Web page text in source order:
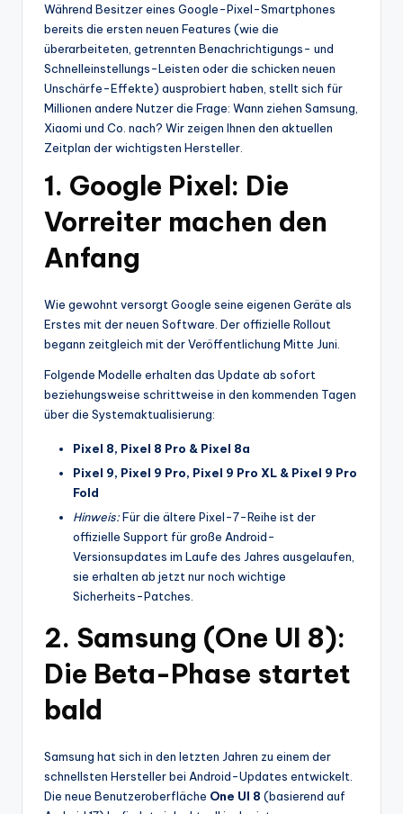
Während Besitzer eines Google-Pixel-Smartphones
bereits die ersten neuen Features (wie die
überarbeiteten, getrennten Benachrichtigungs- und
Schnelleinstellungs-Leisten oder die schicken neuen
Unschärfe-Effekte) ausprobiert haben, stellt sich für
Millionen andere Nutzer die Frage: Wann ziehen Samsung,
Xiaomi und Co. nach? Wir zeigen Ihnen den aktuellen
Zeitplan der wichtigsten Hersteller.
1. Google Pixel: Die
Vorreiter machen den
Anfang
Wie gewohnt versorgt Google seine eigenen Geräte als
Erstes mit der neuen Software. Der offizielle Rollout
begann zeitgleich mit der Veröffentlichung Mitte Juni.
Folgende Modelle erhalten das Update ab sofort
beziehungsweise schrittweise in den kommenden Tagen
über die Systemaktualisierung:
Pixel 8, Pixel 8 Pro & Pixel 8a
Pixel 9, Pixel 9 Pro, Pixel 9 Pro XL & Pixel 9 Pro
Fold
Hinweis:Für die ältere Pixel-7-Reihe ist der
offizielle Support für große Android-
Versionsupdates im Laufe des Jahres ausgelaufen,
sie erhalten ab jetzt nur noch wichtige
Sicherheits-Patches.
2. Samsung (One UI 8):
Die Beta-Phase startet
bald
Samsung hat sich in den letzten Jahren zu einem der
schnellsten Hersteller bei Android-Updates entwickelt.
Die neue Benutzeroberfläche One UI 8 (basierend auf